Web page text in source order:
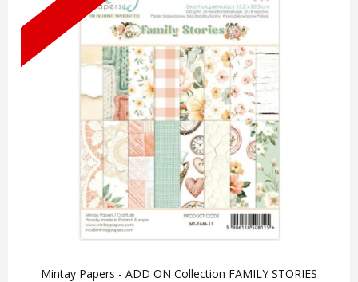
Mintay Papers - ADD ON Collection FAMILY STORIES